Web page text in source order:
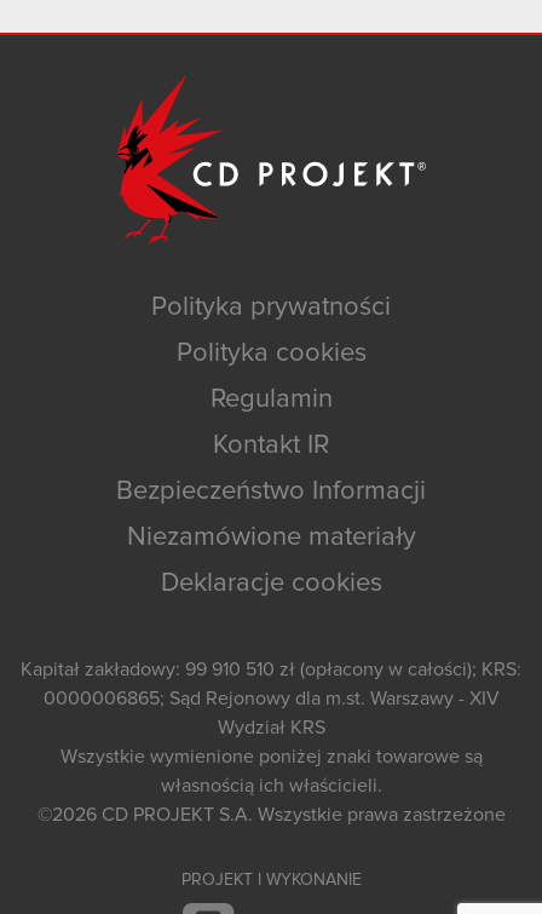
Polityka prywatności
Polityka cookies
Regulamin
Kontakt IR
Bezpieczeństwo Informacji
Niezamówione materiały
Deklaracje cookies
Kapitał zakładowy: 99 910 510 zł (opłacony w całości); KRS:
0000006865; Sąd Rejonowy dla m.st. Warszawy - XIV
Wydział KRS
Wszystkie wymienione poniżej znaki towarowe są
własnością ich właścicieli.
©2026 CD PROJEKT S.A. Wszystkie prawa zastrzeżone
PROJEKT I WYKONANIE